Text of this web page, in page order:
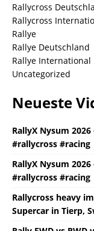
Rallycross
Rallycross
Rallye
Rallye Deutschland
Rallye International
Uncategorized
Neueste
RallyX Nysum
#rallycross #racing
RallyX Nysum
#rallycross #racing
Rallycross heavy
Supercar in Tierp,